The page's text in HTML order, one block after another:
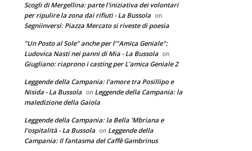
Scogli di Mergellina: parte l'iniziativa dei volontari
per ripulire la zona dai rifiuti - La Bussola on
Segniinversi: Piazza Mercato si riveste di poesia
"Un Posto al Sole" anche per l’"Amica Geniale":
Ludovica Nasti nei panni di Mia - La Bussola on
Giugliano: riaprono i casting per L’amica Geniale 2
Leggende della Campania: l'amore tra Posillipo e
Nisida - La Bussola on Leggende della Campania: la
maledizione della Gaiola
Leggende della Campania: la Bella 'Mbriana e
l'ospitalità - La Bussola on Leggende della
Campania: Il fantasma del Caffè Gambrinus